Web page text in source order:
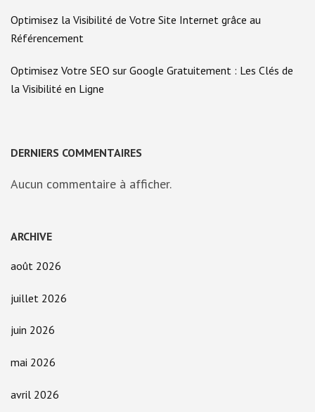
Optimisez la Visibilité de Votre Site Internet grâce au
Référencement
Optimisez Votre SEO sur Google Gratuitement : Les Clés de
la Visibilité en Ligne
DERNIERS COMMENTAIRES
Aucun commentaire à afficher.
ARCHIVE
août 2026
juillet 2026
juin 2026
mai 2026
avril 2026